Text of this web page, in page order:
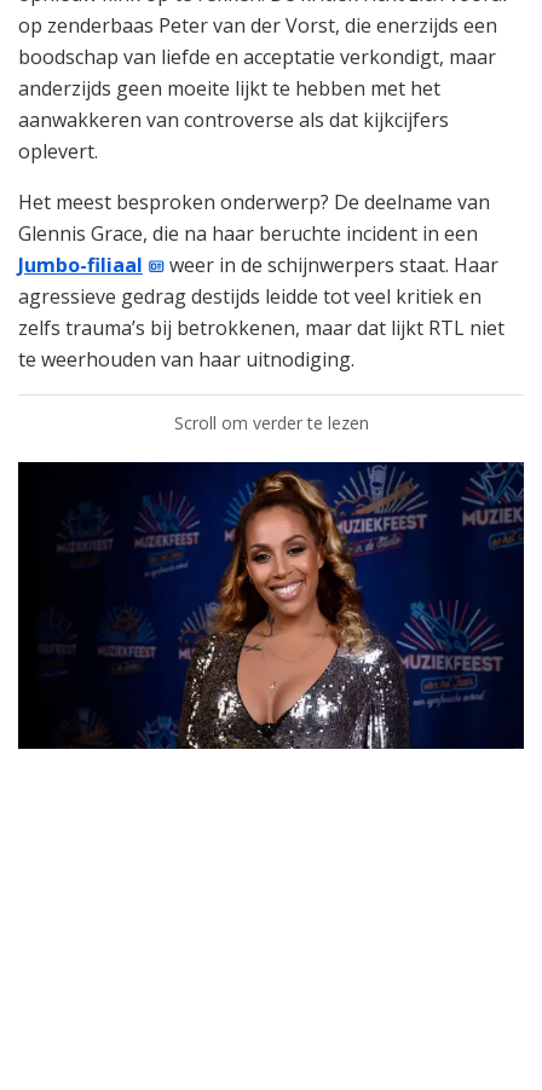
op zenderbaas Peter van der Vorst, die enerzijds een
boodschap van liefde en acceptatie verkondigt, maar
anderzijds geen moeite lijkt te hebben met het
aanwakkeren van controverse als dat kijkcijfers
oplevert.
Het meest besproken onderwerp? De deelname van
Glennis Grace, die na haar beruchte incident in een
Jumbo-filiaal
weer in de schijnwerpers staat. Haar
agressieve gedrag destijds leidde tot veel kritiek en
zelfs trauma’s bij betrokkenen, maar dat lijkt RTL niet
te weerhouden van haar uitnodiging.
Scroll om verder te lezen